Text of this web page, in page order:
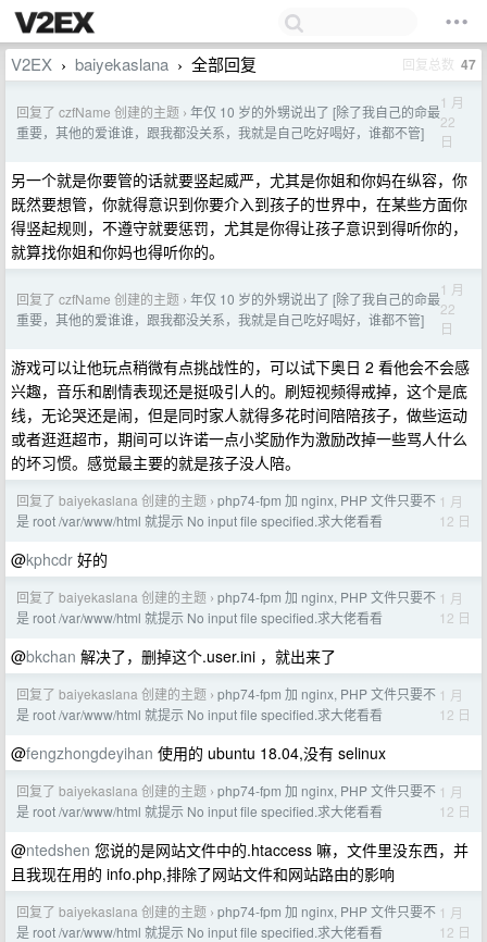
V2EX › baiyekaslana › 全部回复 回复总数 47
回复了 czfName 创建的主题 › 年仅 10 岁的外甥说出了 [除了我自己的命最
重要，其他的爱谁谁，跟我都没关系，我就是自己吃好喝好，谁都不管]
1 月
22
日
另一个就是你要管的话就要竖起威严，尤其是你姐和你妈在纵容，你
既然要想管，你就得意识到你要介入到孩子的世界中，在某些方面你
得竖起规则，不遵守就要惩罚，尤其是你得让孩子意识到得听你的，
就算找你姐和你妈也得听你的。
回复了 czfName 创建的主题 › 年仅 10 岁的外甥说出了 [除了我自己的命最
重要，其他的爱谁谁，跟我都没关系，我就是自己吃好喝好，谁都不管]
1 月
22
日
游戏可以让他玩点稍微有点挑战性的，可以试下奥日 2 看他会不会感
兴趣，音乐和剧情表现还是挺吸引人的。刷短视频得戒掉，这个是底
线，无论哭还是闹，但是同时家人就得多花时间陪陪孩子，做些运动
或者逛逛超市，期间可以许诺一点小奖励作为激励改掉一些骂人什么
的坏习惯。感觉最主要的就是孩子没人陪。
回复了 baiyekaslana 创建的主题 › php74-fpm 加 nginx, PHP 文件只要不
是 root /var/www/html 就提示 No input file specified.求大佬看看
1 月
12 日
@kphcdr 好的
回复了 baiyekaslana 创建的主题 › php74-fpm 加 nginx, PHP 文件只要不
是 root /var/www/html 就提示 No input file specified.求大佬看看
1 月
12 日
@bkchan 解决了，删掉这个.user.ini ，就出来了
回复了 baiyekaslana 创建的主题 › php74-fpm 加 nginx, PHP 文件只要不
是 root /var/www/html 就提示 No input file specified.求大佬看看
1 月
12 日
@fengzhongdeyihan 使用的 ubuntu 18.04,没有 selinux
回复了 baiyekaslana 创建的主题 › php74-fpm 加 nginx, PHP 文件只要不
是 root /var/www/html 就提示 No input file specified.求大佬看看
1 月
12 日
@ntedshen 您说的是网站文件中的.htaccess 嘛，文件里没东西，并
且我现在用的 info.php,排除了网站文件和网站路由的影响
回复了 baiyekaslana 创建的主题 › php74-fpm 加 nginx, PHP 文件只要不
是 root /var/www/html 就提示 No input file specified.求大佬看看
1 月
12 日